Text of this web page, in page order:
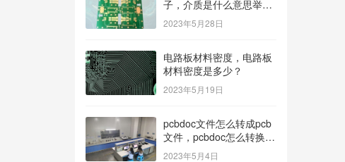
子，介质是什么意思举个
例子造句？
2023年5月28日
电路板材料密度，电路板
材料密度是多少？
2023年5月19日
pcbdoc文件怎么转成pcb
文件，pcbdoc怎么转换成
pcb？
2023年5月4日